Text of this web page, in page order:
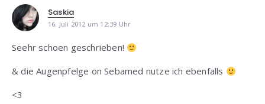
Saskia
16. Juli 2012 um 12:39 Uhr
Seehr schoen geschrieben!
& die Augenpfelge on Sebamed nutze ich ebenfalls
<3